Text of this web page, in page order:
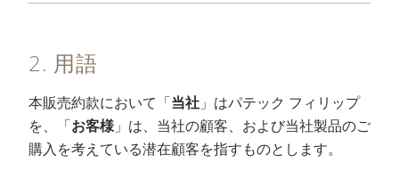
2. 用語
本販売約款において「当社 」はパテック フィリップ
を、
「お客様」は、当社の顧客、および当社製品のご
購入を考えている潜在顧客を指すものとします。